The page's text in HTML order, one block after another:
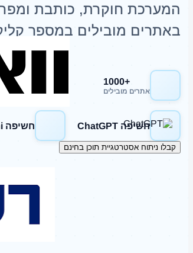
המערכת חוקרת, כותבת
באתרים מובילים במספר
+1000
אתרים מובילים
חשיפה Google
חשיפה ChatGPT חשיפה Gemini
קבלו ניתוח אסטרטגיית תוכן בחינם